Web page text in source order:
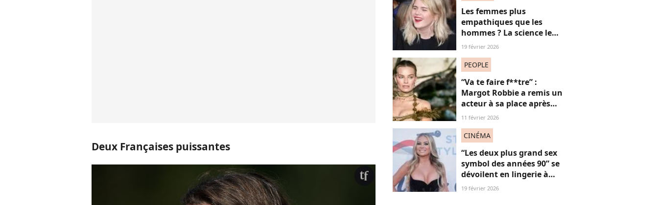
Deux Françaises puissantes
Les femmes plus
empathiques que les
hommes ? La science le
démontre enfin mais il y a
19 février 2026
PEOPLE
“Va te faire f**tre” :
Margot Robbie a remis un
acteur à sa place après
qu’il lui a conseillé de
11 février 2026
CINÉMA
“Les deux plus grand sex
symbol des années 90” se
dévoilent en lingerie à
plus de 50 ans, face au
19 février 2026